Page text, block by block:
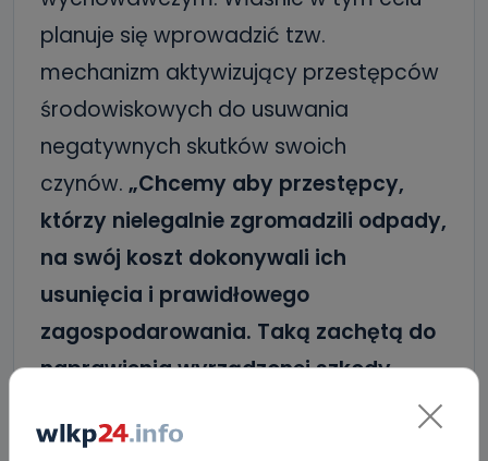
planuje się wprowadzić tzw.
mechanizm aktywizujący przestępców
środowiskowych do usuwania
negatywnych skutków swoich
czynów. „Chcemy aby przestępcy,
którzy nielegalnie zgromadzili odpady,
na swój koszt dokonywali ich
usunięcia i prawidłowego
zagospodarowania. Taką zachętą do
naprawienia wyrządzonej szkody
wobec sprawców czynów, którzy